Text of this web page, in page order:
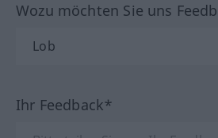
Wozu möchten Sie uns
Ihr Feedback*